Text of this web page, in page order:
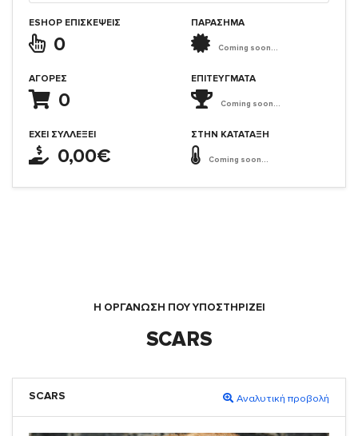
ESHOP ΕΠΙΣΚΈΨΕΙΣ
0
ΑΓΟΡΈΣ
0
ΈΧΕΙ ΣΥΛΛΈΞΕΙ
0,00€
ΠΑΡΑΣΗΜΑ
Coming soon...
ΕΠΙΤΕΎΓΜΑΤΑ
Coming soon...
ΣΤΗΝ ΚΑΤΆΤΑΞΗ
Coming soon...
Η ΟΡΓΆΝΩΣΗ ΠΟΥ ΥΠΟΣΤΗΡΙΖΕΙ
SCARS
SCARS Αναλυτική προβολή